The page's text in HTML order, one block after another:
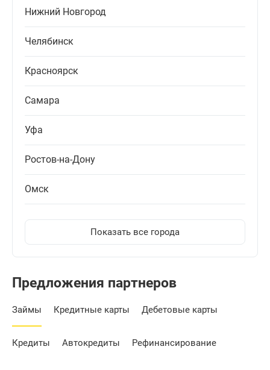
Нижний Новгород
Челябинск
Красноярск
Самара
Уфа
Ростов-на-Дону
Омск
Показать все города
Предложения партнеров
Займы Кредитные карты Дебетовые карты
Кредиты Автокредиты Рефинансирование